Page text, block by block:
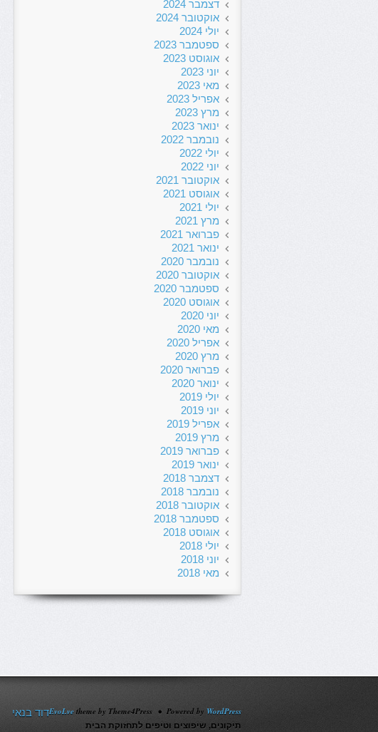
דצמבר 2024
אוקטובר 2024
יולי 2024
ספטמבר 2023
אוגוסט 2023
יוני 2023
מאי 2023
אפריל 2023
מרץ 2023
ינואר 2023
נובמבר 2022
יולי 2022
יוני 2022
אוקטובר 2021
אוגוסט 2021
יולי 2021
מרץ 2021
פברואר 2021
ינואר 2021
נובמבר 2020
אוקטובר 2020
ספטמבר 2020
אוגוסט 2020
יוני 2020
מאי 2020
אפריל 2020
מרץ 2020
פברואר 2020
ינואר 2020
יולי 2019
יוני 2019
אפריל 2019
מרץ 2019
פברואר 2019
ינואר 2019
דצמבר 2018
נובמבר 2018
אוקטובר 2018
ספטמבר 2018
אוגוסט 2018
יולי 2018
יוני 2018
מאי 2018
EvoLvetheme by Theme4Press • Powered by WordPress דוד בנאי
תיקונים, שיפוצים וטיפים לתחזוקת הבית